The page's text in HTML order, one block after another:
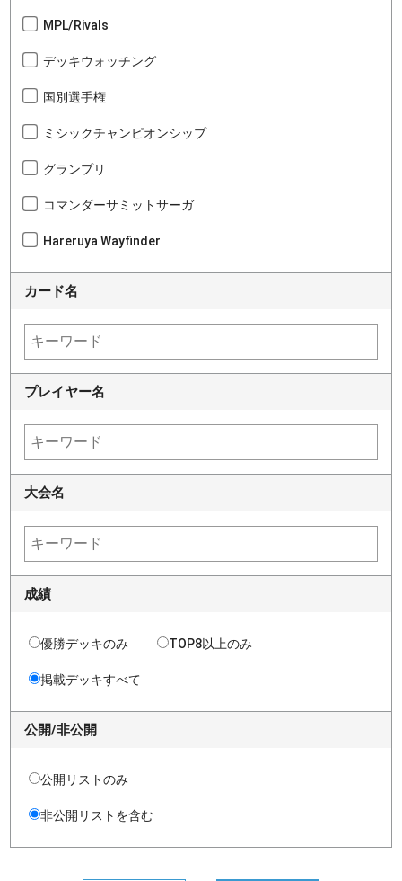
MPL/Rivals
デッキウォッチング
国別選手権
ミシックチャンピオンシップ
グランプリ
コマンダーサミットサーガ
Hareruya Wayfinder
カード名
プレイヤー名
大会名
成績
優勝デッキのみ TOP8以上のみ
掲載デッキすべて
公開/非公開
公開リストのみ
非公開リストを含む